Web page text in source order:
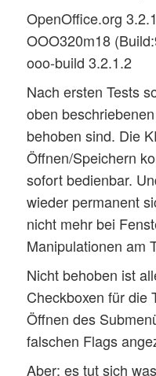
OpenOffice.org 3.2.1
OOO320m18
ooo-build 3.2.1.2
Nach ersten Tests
oben
behoben sind. Die
Öffnen/Speichern
sofort bedienbar.
wieder permanent
nicht mehr bei
Manipulationen am
Nicht behoben ist
Checkboxen für die
Öffnen des
falschen Flags
Aber: es tut sich